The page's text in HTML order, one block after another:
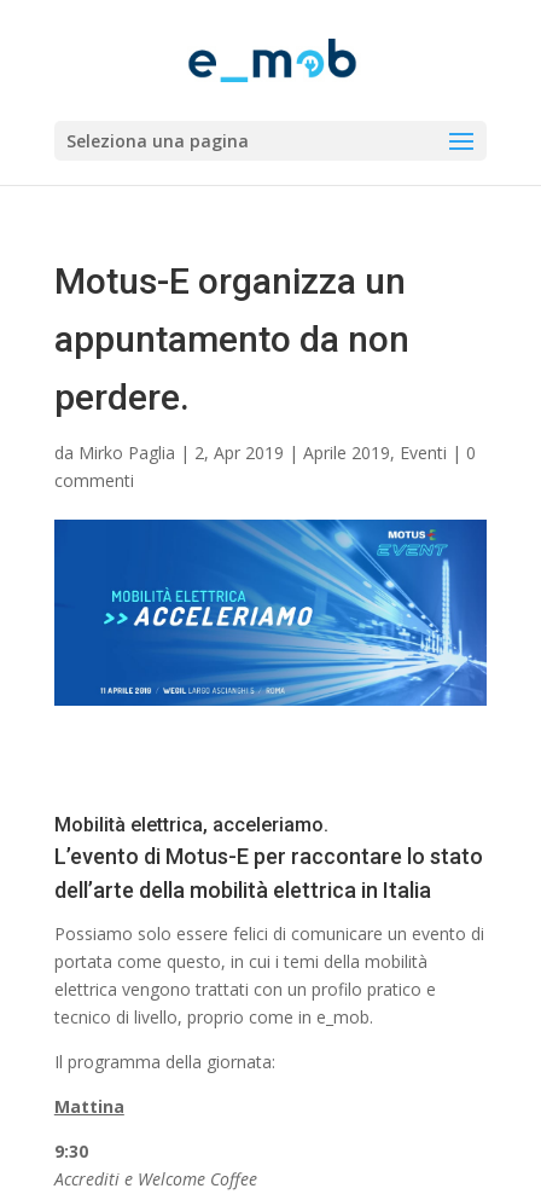
Seleziona una pagina
Motus-E organizza un
appuntamento da non
perdere.
da Mirko Paglia | 2, Apr 2019 | Aprile 2019, Eventi | 0
commenti
Mobilità elettrica, acceleriamo.
L’evento di Motus-E per raccontare lo stato
dell’arte della mobilità elettrica in Italia
Possiamo solo essere felici di comunicare un evento di
portata come questo, in cui i temi della mobilità
elettrica vengono trattati con un profilo pratico e
tecnico di livello, proprio come in e_mob.
Il programma della giornata:
Mattina
9:30
Accrediti e Welcome Coffee